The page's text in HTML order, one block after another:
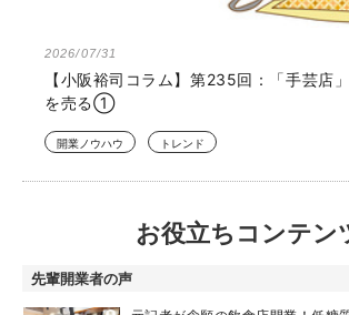
2026/07/31
【小阪裕司コラム】第235回：「手芸店
を売る①
開業ノウハウ トレンド
お役立ちコンテン
先輩開業者の声